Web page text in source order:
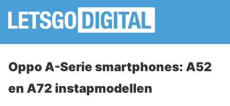
Oppo A-Serie smartphones: A52
en A72 instapmodellen